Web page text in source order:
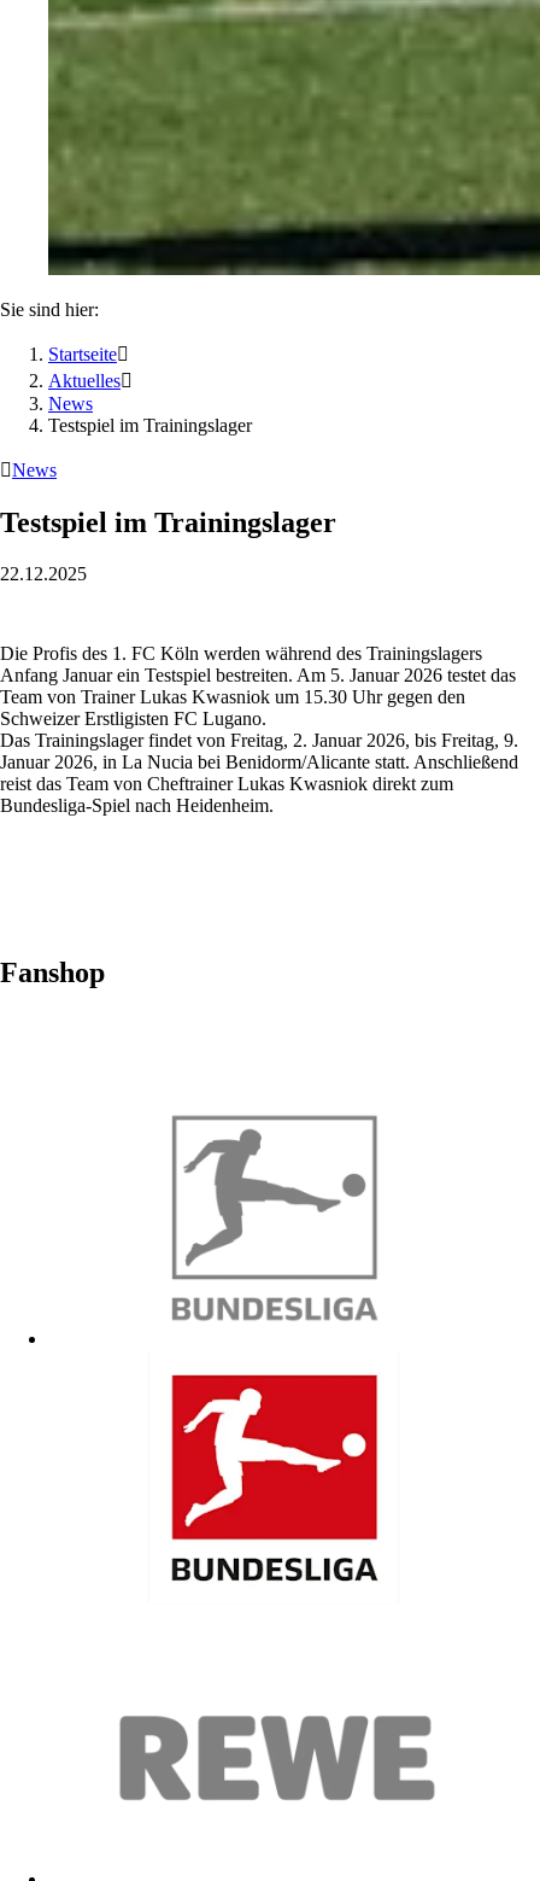
Sie sind hier:
Startseite
Aktuelles
News
Testspiel im Trainingslager
News
Testspiel im Trainingslager
22.12.2025
Die Profis des 1. FC Köln werden während des Trainingslagers
Anfang Januar ein Testspiel bestreiten. Am 5. Januar 2026 testet das
Team von Trainer Lukas Kwasniok um 15.30 Uhr gegen den
Schweizer Erstligisten FC Lugano.
Das Trainingslager findet von Freitag, 2. Januar 2026, bis Freitag, 9.
Januar 2026, in La Nucia bei Benidorm/Alicante statt. Anschließend
reist das Team von Cheftrainer Lukas Kwasniok direkt zum
Bundesliga-Spiel nach Heidenheim.
Fanshop